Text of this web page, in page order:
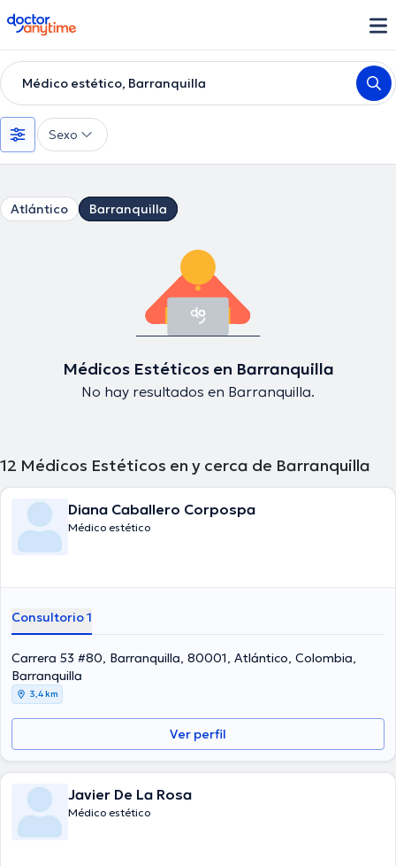
doctoranytime
Médico estético, Barranquilla
Sexo
Atlántico Barranquilla
Médicos Estéticos en Barranquilla
No hay resultados en Barranquilla.
12 Médicos Estéticos en y cerca de Barranquilla
Diana Caballero Corpospa
Médico estético
Consultorio 1
Carrera 53 #80, Barranquilla, 80001, Atlántico, Colombia,
Barranquilla
3,4 km
Ver perfil
Javier De La Rosa
Médico estético